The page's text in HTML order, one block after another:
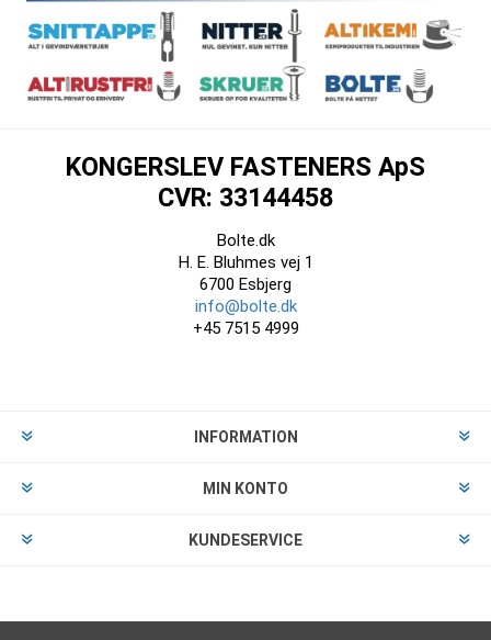
KONGERSLEV FASTENERS ApS
CVR: 33144458
Bolte.dk
H. E. Bluhmes vej 1
6700 Esbjerg
info@bolte.dk
+45 7515 4999
INFORMATION
MIN KONTO
KUNDESERVICE